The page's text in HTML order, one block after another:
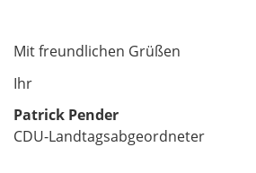
Mit freundlichen Grüßen
Ihr
Patrick Pender
CDU-Landtagsabgeordneter